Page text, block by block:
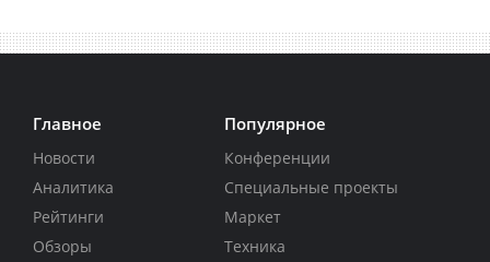
Главное
Новости
Аналитика
Рейтинги
Обзоры
Популярное
Конференции
Специальные проекты
Маркет
Техника